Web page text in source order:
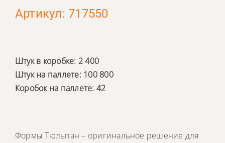
Артикул: 717550
Штук в коробке: 2 400
Штук на паллете: 100 800
Коробок на паллете: 42
Формы Тюльпан – оригинальное решение для